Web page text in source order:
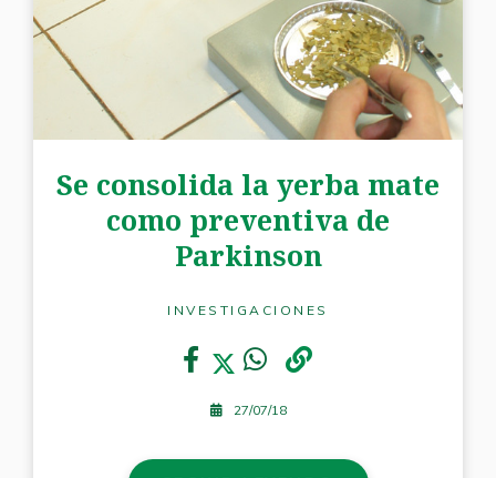
Se consolida la yerba mate
como preventiva de
Parkinson
INVESTIGACIONES
27/07/18